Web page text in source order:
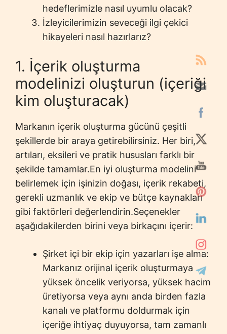
hedeflerimizle nasıl uyumlu olacak?
İzleyicilerimizin seveceği ilgi çekici
hikayeleri nasıl hazırlarız?
1. İçerik oluşturma
modelinizi oluşturun (içeriği
kim oluşturacak)
Markanın içerik oluşturma gücünü çeşitli
şekillerde bir araya getirebilirsiniz. Her biri,
artıları, eksileri ve pratik hususları farklı bir
şekilde tamamlar.En iyi oluşturma modelini
belirlemek için işinizin doğası, içerik rekabeti,
gerekli uzmanlık ve ekip ve bütçe kaynakları
gibi faktörleri değerlendirin.Seçenekler
aşağıdakilerden birini veya birkaçını içerir:
Şirket içi bir ekip için yazarları işe alma:
Markanız orijinal içerik oluşturmaya
yüksek öncelik veriyorsa, yüksek hacim
üretiyorsa veya aynı anda birden fazla
kanalı ve platformu doldurmak için
içeriğe ihtiyaç duyuyorsa, tam zamanlı